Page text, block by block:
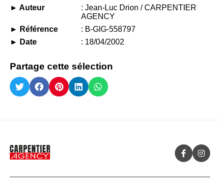
► Auteur
: Jean-Luc Drion / CARPENTIER
AGENCY
► Référence
: B-GIG-558797
► Date
: 18/04/2002
Partage cette sélection